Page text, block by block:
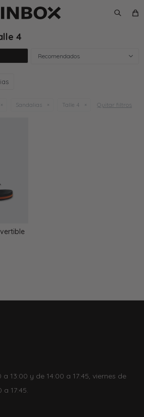
4
Recomendados
Sandalias Talle 4 Quitar filtros
13:00 y de 14:00 a 17:45, viernes de
a 17:45.